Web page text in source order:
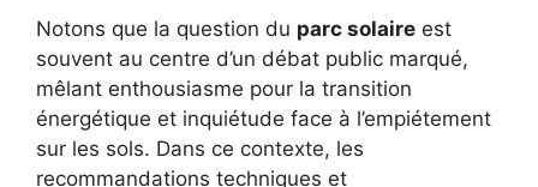
Notons que la question du parc solaire est
souvent au centre d’un débat public marqué,
mêlant enthousiasme pour la transition
énergétique et inquiétude face à l’empiétement
sur les sols. Dans ce contexte, les
recommandations techniques et